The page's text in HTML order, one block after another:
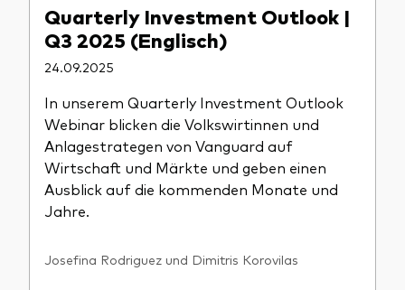
Quarterly Investment Outlook |
Q3 2025 (Englisch)
24.09.2025
In unserem Quarterly Investment Outlook
Webinar blicken die Volkswirtinnen und
Anlagestrategen von Vanguard auf
Wirtschaft und Märkte und geben einen
Ausblick auf die kommenden Monate und
Jahre.
Josefina Rodriguez und Dimitris Korovilas